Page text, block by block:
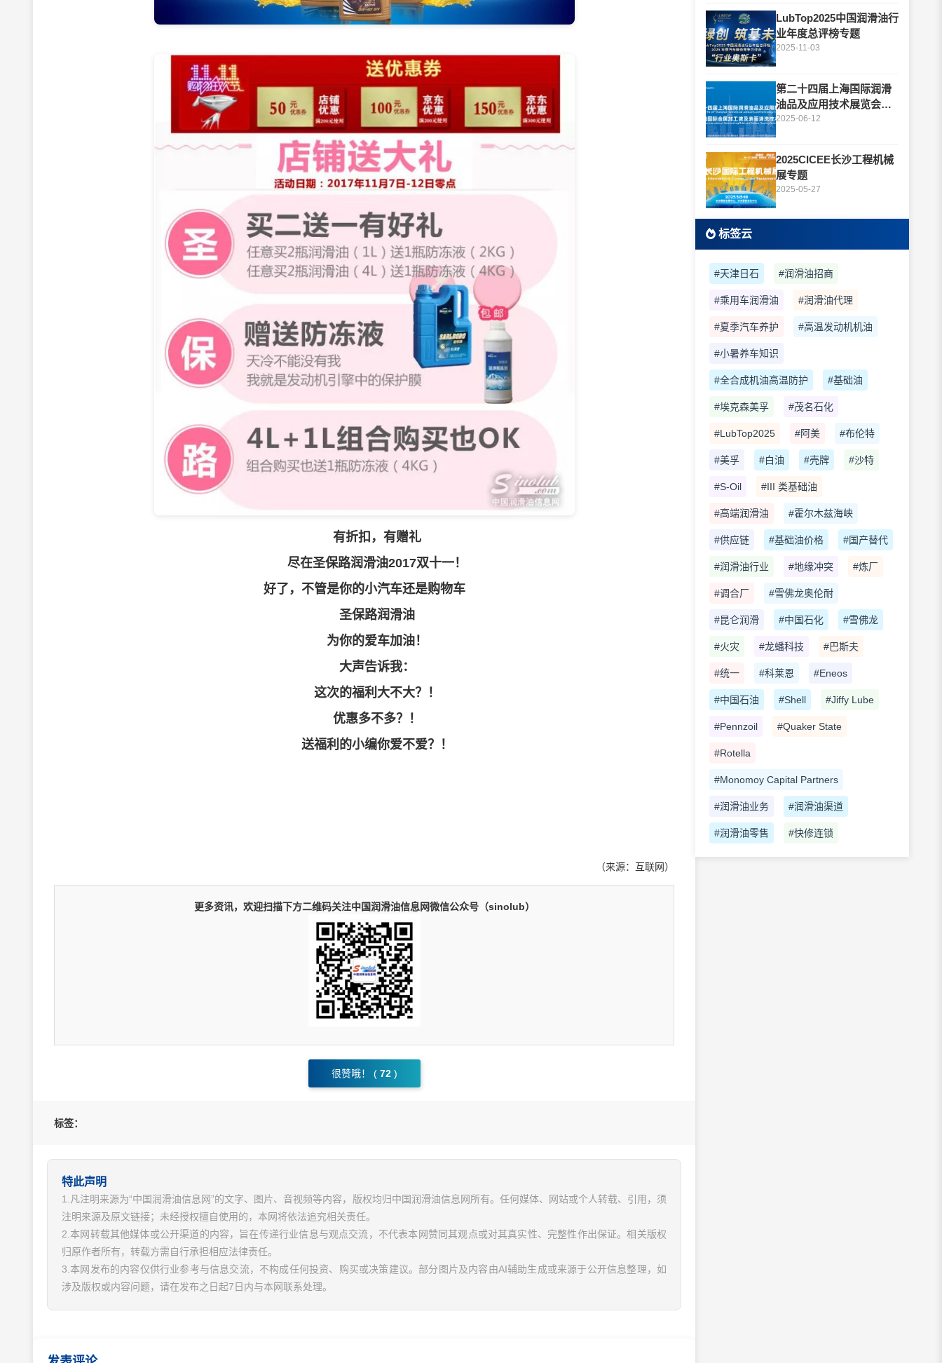
有折扣，有赠礼
尽在圣保路润滑油2017双十一！
好了，不管是你的小汽车还是购物车
圣保路润滑油
为你的爱车加油！
大声告诉我：
这次的福利大不大？！
优惠多不多？！
送福利的小编你爱不爱？！
（来源：互联网）
更多资讯，欢迎扫描下方二维码关注中国润滑油信息网微信公众号（sinolub）
很赞哦！ ( 72 )
标签：
特此声明
1.凡注明来源为“中国润滑油信息网”的文字、图片、音视频等内容，版权均归中国润滑油信息网所有。任何媒体、网站或个人转载、引用，须
注明来源及原文链接；未经授权擅自使用的，本网将依法追究相关责任。
2.本网转载其他媒体或公开渠道的内容，旨在传递行业信息与观点交流，不代表本网赞同其观点或对其真实性、完整性作出保证。相关版权
归原作者所有，转载方需自行承担相应法律责任。
3.本网发布的内容仅供行业参考与信息交流，不构成任何投资、购买或决策建议。部分图片及内容由AI辅助生成或来源于公开信息整理，如
涉及版权或内容问题，请在发布之日起7日内与本网联系处理。
LubTop2025中国润滑油行
业年度总评榜专题
2025-11-03
第二十四届上海国际润滑
油品及应用技术展览会专
题
2025-06-12
2025CICEE长沙工程机械
展专题
2025-05-27
标签云
#天津日石 #润滑油招商
#乘用车润滑油 #润滑油代理
#夏季汽车养护 #高温发动机机油
#小暑养车知识
#全合成机油高温防护 #基础油
#埃克森美孚 #茂名石化
#LubTop2025 #阿美 #布伦特
#美孚 #白油 #壳牌 #沙特
#S-Oil #III 类基础油
#高端润滑油 #霍尔木兹海峡
#供应链 #基础油价格 #国产替代
#润滑油行业 #地缘冲突 #炼厂
#调合厂 #雪佛龙奥伦耐
#昆仑润滑 #中国石化 #雪佛龙
#火灾 #龙蟠科技 #巴斯夫
#统一 #科莱恩 #Eneos
#中国石油 #Shell #Jiffy Lube
#Pennzoil #Quaker State
#Rotella
#Monomoy Capital Partners
#润滑油业务 #润滑油渠道
#润滑油零售 #快修连锁